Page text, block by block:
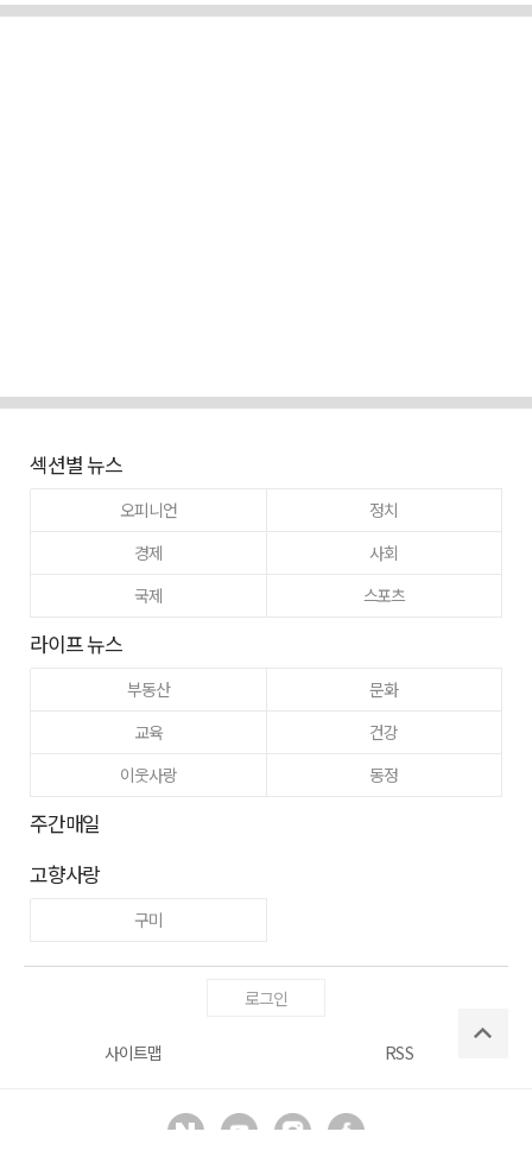
섹션별 뉴스
오피니언
정치
경제
사회
국제
스포츠
라이프 뉴스
부동산
문화
교육
건강
이웃사랑
동정
주간매일
고향사랑
구미
로그인
사이트맵 RSS